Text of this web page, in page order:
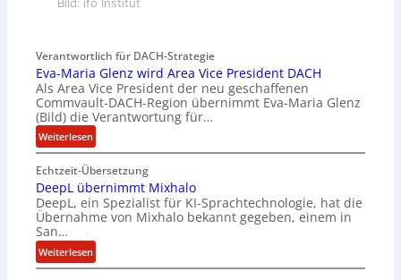
Verantwortlich für DACH-Strategie
Eva-Maria Glenz wird Area Vice President DACH
Als Area Vice President der neu geschaffenen
Commvault-DACH-Region übernimmt Eva-Maria Glenz
(Bild) die Verantwortung für…
Weiterlesen:
E
v
a
-
M
a
r
i
Echtzeit-Übersetzung
DeepL übernimmt Mixhalo
DeepL, ein Spezialist für KI-Sprachtechnologie, hat die
Übernahme von Mixhalo bekannt gegeben, einem in
San…
Weiterlesen:
D